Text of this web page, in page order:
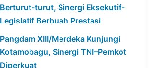
Berturut-turut, Sinergi Eksekutif-
Legislatif Berbuah Prestasi
Pangdam XIII/Merdeka Kunjungi
Kotamobagu, Sinergi TNI–Pemkot
Diperkuat